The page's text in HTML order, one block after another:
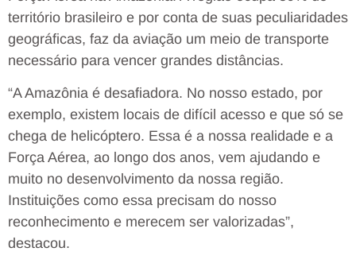
território brasileiro e por conta de suas peculiaridades
geográficas, faz da aviação um meio de transporte
necessário para vencer grandes distâncias.
“A Amazônia é desafiadora. No nosso estado, por
exemplo, existem locais de difícil acesso e que só se
chega de helicóptero. Essa é a nossa realidade e a
Força Aérea, ao longo dos anos, vem ajudando e
muito no desenvolvimento da nossa região.
Instituições como essa precisam do nosso
reconhecimento e merecem ser valorizadas”,
destacou.